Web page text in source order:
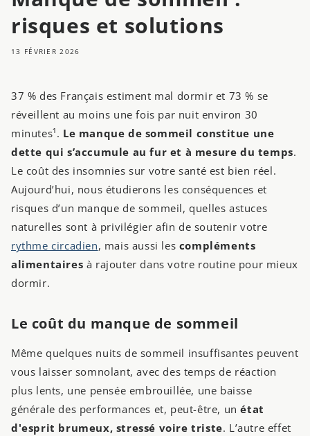
risques et solutions
13 FÉVRIER 2026
37 % des Français estiment mal dormir et 73 % se
réveillent au moins une fois par nuit environ 30
minutes¹. Le manque de sommeil constitue une
dette qui s’accumule au fur et à mesure du temps.
Le coût des insomnies sur votre santé est bien réel.
Aujourd’hui, nous étudierons les conséquences et
risques d’un manque de sommeil, quelles astuces
naturelles sont à privilégier afin de soutenir votre
rythme circadien, mais aussi les compléments
alimentaires à rajouter dans votre routine pour mieux
dormir.
Le coût du manque de sommeil
Même quelques nuits de sommeil insuffisantes peuvent
vous laisser somnolant, avec des temps de réaction
plus lents, une pensée embrouillée, une baisse
générale des performances et, peut-être, un état
d'esprit brumeux, stressé voire triste. L’autre effet